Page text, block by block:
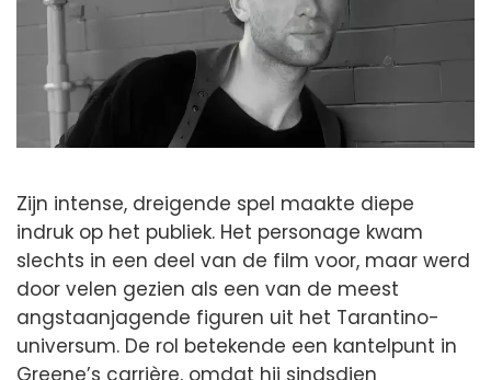
Zijn intense, dreigende spel maakte diepe
indruk op het publiek. Het personage kwam
slechts in een deel van de film voor, maar werd
door velen gezien als een van de meest
angstaanjagende figuren uit het Tarantino-
universum. De rol betekende een kantelpunt in